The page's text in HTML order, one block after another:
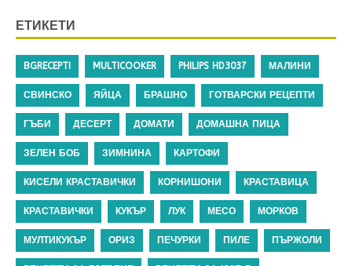
ЕТИКЕТИ
BGRECEPTI MULTICOOKER PHILIPS HD3037 МАЛИНИ
СВИНСКО ЯЙЦА БРАШНО ГОТВАРСКИ РЕЦЕПТИ
ГЪБИ ДЕСЕРТ ДОМАТИ ДОМАШНА ПИЦА
ЗЕЛЕН БОБ ЗИМНИНА КАРТОФИ
КИСЕЛИ КРАСТАВИЧКИ КОРНИШОНИ КРАСТАВИЦА
КРАСТАВИЧКИ КУКЪР ЛУК МЕСО МОРКОВ
МУЛТИКУКЪР ОРИЗ ПЕЧУРКИ ПИЛЕ ПЪРЖОЛИ